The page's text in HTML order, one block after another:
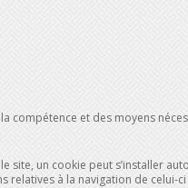
compétence et des moyens
site, un cookie peut s’installer
relatives à la navigation de